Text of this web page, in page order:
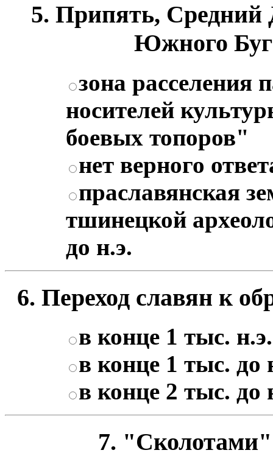
5. Припять, Средний
Южного
зона расселения
носителей
боевых топоров"
нет верного
праславянская
тшинецкой
до н.э.
6. Переход славян к
в конце 1 тыс. н.э.
в конце 1 тыс. до
в конце 2 тыс. до
7. "Сколотами"